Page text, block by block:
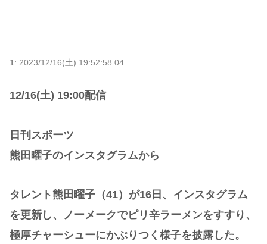
1: 2023/12/16(土) 19:52:58.04
12/16(土) 19:00配信
日刊スポーツ
熊田曜子のインスタグラムから
タレント熊田曜子（41）が16日、インスタグラム
を更新し、ノーメークでピリ辛ラーメンをすすり、
極厚チャーシューにかぶりつく様子を披露した。